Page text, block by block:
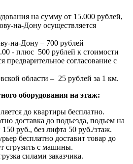
на сумму от 15.000 рублей,
на-Дону осуществляется
на-Дону – 700 рублей
- плюс 500 рублей к стоимости
предварительное согласование с
области – 25 рублей за 1 км.
оборудования на этаж:
до квартиры бесплатно.
доставка до подъезда, подъем на
руб., без лифта 50 руб./этаж.
бесплатно доставит товар до
сгрузить с машины.
силами заказчика.